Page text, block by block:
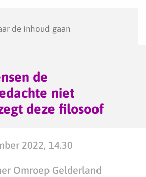
de inhoud gaan
de
niet
deze filosoof
2022, 14.30
Omroep Gelderland